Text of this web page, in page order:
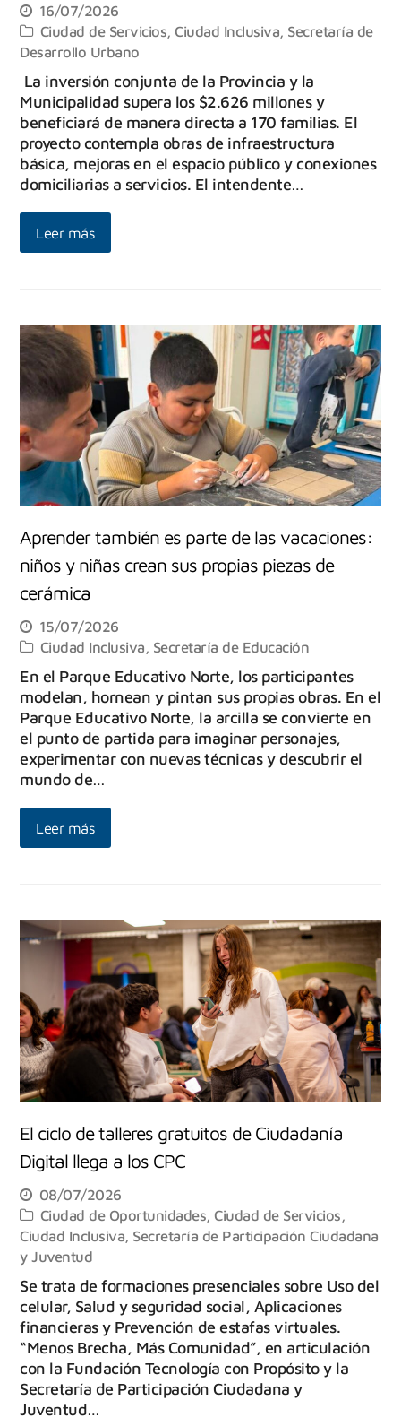
16/07/2026
Ciudad de Servicios ,Ciudad Inclusiva Secretaría de
Desarrollo Urbano
La inversión conjunta de la Provincia y la
Municipalidad supera los $2.626 millones y
beneficiará de manera directa a 170 familias. El
proyecto contempla obras de infraestructura
básica, mejoras en el espacio público y conexiones
domiciliarias a servicios. El intendente…
Leer más
Aprender también es parte de las vacaciones:
niños y niñas crean sus propias piezas de
cerámica
15/07/2026
Ciudad Inclusiva, Secretaría de Educación
En el Parque Educativo Norte, los participantes
modelan, hornean y pintan sus propias obras. En el
Parque Educativo Norte, la arcilla se convierte en
el punto de partida para imaginar personajes,
experimentar con nuevas técnicas y descubrir el
mundo de…
Leer más
El ciclo de talleres gratuitos de Ciudadanía
Digital llega a los CPC
08/07/2026
Ciudad de Oportunidades ,Ciudad de Servicios
Ciudad Inclusiva Secretaría de Participación Ciudadana
y Juventud
Se trata de formaciones presenciales sobre Uso del
celular, Salud y seguridad social, Aplicaciones
financieras y Prevención de estafas virtuales.
“Menos Brecha, Más Comunidad”, en articulación
con la Fundación Tecnología con Propósito y la
Secretaría de Participación Ciudadana y
Juventud…